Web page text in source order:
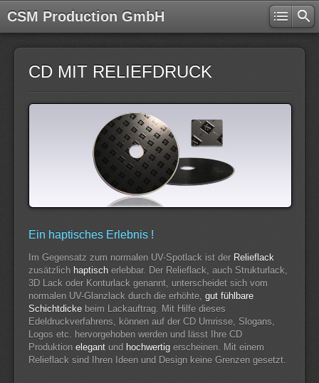
CSM Production GmbH
CD MIT RELIEFDRUCK
Ein haptisches Erlebnis !
Im Gegensatz zum normalen UV-Spotlack ist der Relieflack
zusätzlich haptisch erlebbar. Der Relieflack, auch Strukturlack,
3D Lack oder Konturlack genannt, unterscheidet sich vom
normalen UV-Glanzlack durch die erhöhte, gut fühlbare
Schichtdicke beim Lackauftrag. Mit Hilfe dieses
Edeldruckverfahrens, können auf der CD Umrisse, Slogans,
Logos etc. hervorgehoben werden und lässt Ihre CD
Produktion elegant und hochwertig erscheinen. Mit einem
Relieflack sind Ihren Ideen und Design keine Grenzen gesetzt.